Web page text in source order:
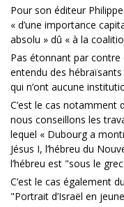
Pour son éditeur
« d’une importance
absolu » dû « à la
Pas étonnant par
entendu des
qui n’ont aucune
C’est le cas notamment
nous conseillons les
lequel « Dubourg a
Jésus I, l’hébreu du
l’hébreu est "sous le
C’est le cas également
"Portrait d’Israël en